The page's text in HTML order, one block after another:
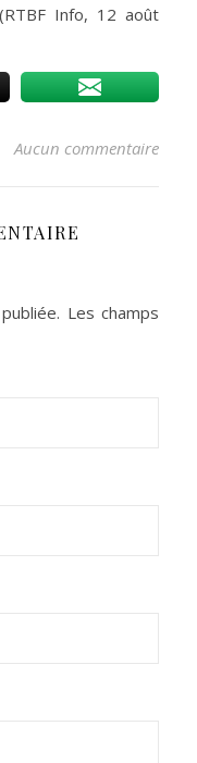
(RTBF Info, 12 août
Aucun commentaire
Les champs